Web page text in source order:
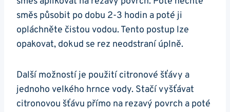
směs působit po dobu 2-3 hodin a poté ji
opláchněte čistou vodou. Tento postup lze
opakovat, dokud se rez neodstraní úplně.
Další možností je použití citronové šťávy a
jednoho velkého hrnce vody. Stačí vyšťávat
citronovou šťávu přímo na rezavý povrch a poté